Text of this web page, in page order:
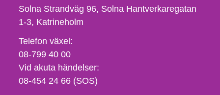
Solna Strandväg 96, Solna Hantverkaregatan
1-3 Katrineholm
Telefon,
fax
och
e-
Telefon växel:
08-799 40 00
Vid akuta händelser:
08-454 24 66 (SOS)